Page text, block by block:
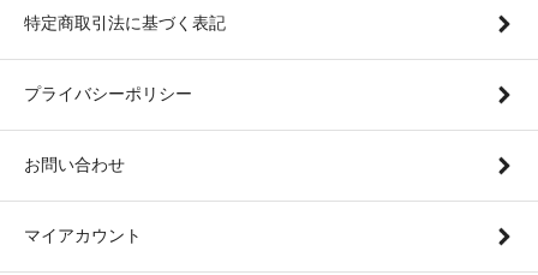
特定商取引法に基づく表記
プライバシーポリシー
お問い合わせ
マイアカウント